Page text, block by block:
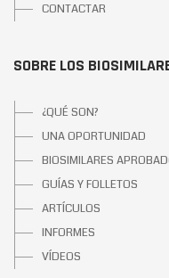
CONTACTAR
SOBRE LOS
¿QUÉ SON?
UNA OPORTUNIDAD
BIOSIMILARES
GUÍAS Y FOLLETOS
ARTÍCULOS
INFORMES
VÍDEOS